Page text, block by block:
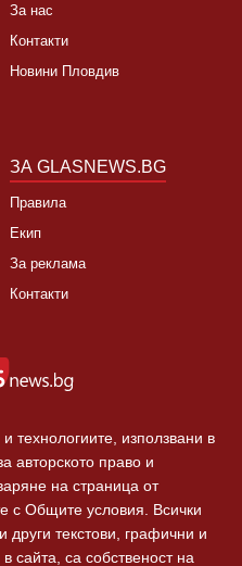
За нас
Контакти
Новини Пловдив
ЗА GLASNEWS.BG
Правила
Екип
За реклама
Контакти
технологиите, използвани в
авторското право и
на страница от
с Общите условия. Всички
други текстови, графични и
сайта, са собственост на